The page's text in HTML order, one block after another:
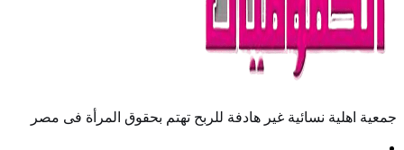
اهلية نسائية غير هادفة للربح تهتم بحقوق المرأة فى مصر